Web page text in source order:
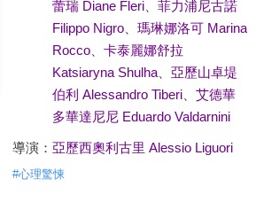
蕾瑞 Diane Fleri、 菲力浦尼古諾
Filippo Nigro、 瑪琳娜洛可 Marina
Rocco、 卡泰麗娜舒拉
Katsiaryna Shulha、 亞歷山卓堤
伯利 Alessandro Tiberi、 艾德華
多華達尼尼 Eduardo Valdarnini
導演： 亞歷西奧利古里 Alessio Liguori
#心理驚悚